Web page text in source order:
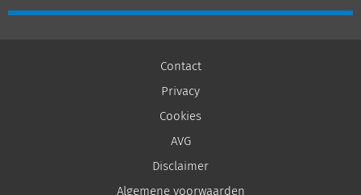
Contact
Privacy
Cookies
AVG
Disclaimer
Algemene voorwaarden